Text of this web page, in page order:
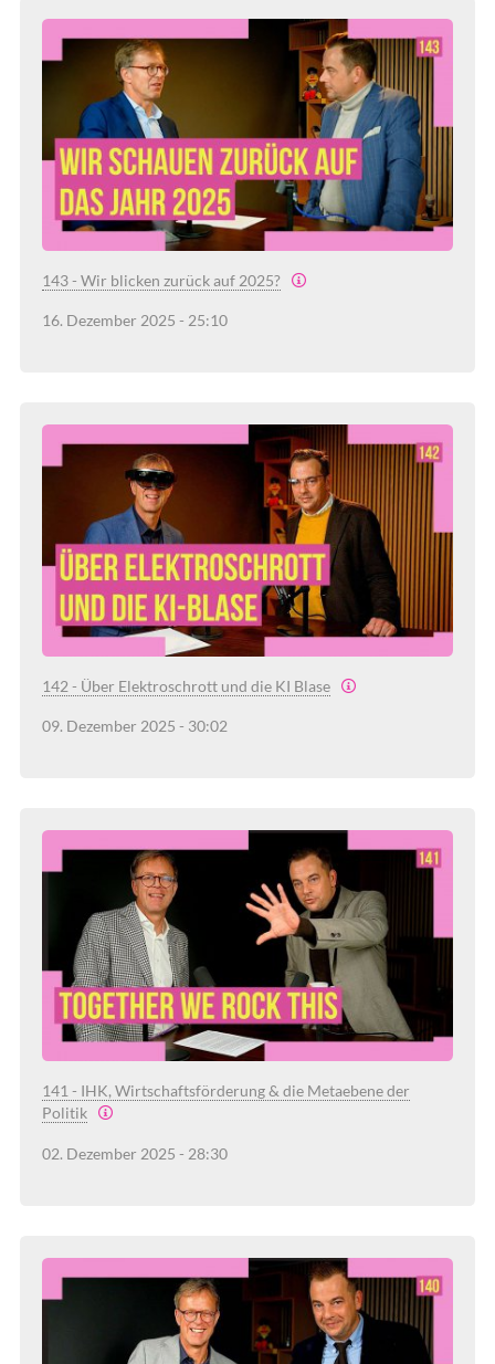
143 - Wir blicken zurück auf 2025?
16. Dezember 2025 - 25:10
142 - Über Elektroschrott und die KI Blase
09. Dezember 2025 - 30:02
141 - IHK, Wirtschaftsförderung & die Metaebene der
Politik
02. Dezember 2025 - 28:30